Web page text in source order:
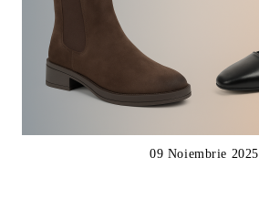
09 Noiembrie 2025